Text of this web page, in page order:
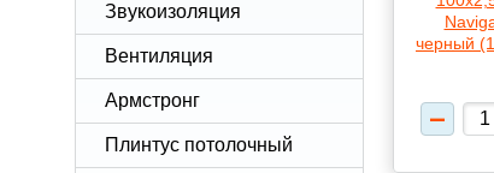
Звукоизоляция
Вентиляция
Армстронг
Плинтус потолочный